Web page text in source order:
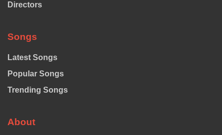
Directors
Songs
Latest Songs
Popular Songs
Trending Songs
About